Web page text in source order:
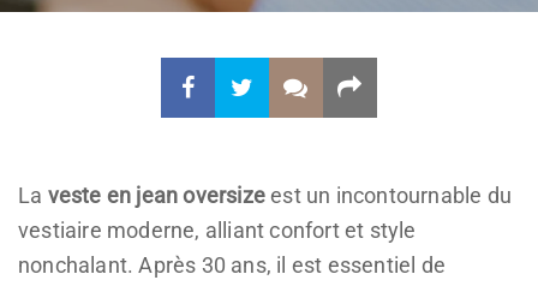
La veste en jean oversizeest un incontournable du
vestiaire moderne, alliant confort et style
nonchalant. Après 30 ans, il est essentiel de